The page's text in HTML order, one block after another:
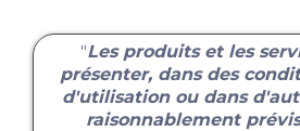
"Les produits et les
présenter, dans des
d'utilisation ou dans
raisonnablement